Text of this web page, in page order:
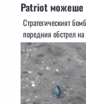
Patriot можеше
Стратегическият
поредния обстрел